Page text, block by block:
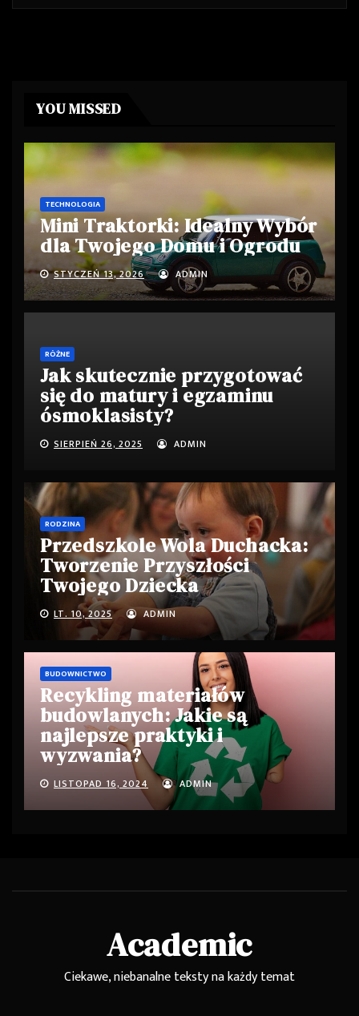
YOU MISSED
TECHNOLOGIA
Mini Traktorki: Idealny Wybór
dla Twojego Domu i Ogrodu
STYCZEŃ 13, 2026 ADMIN
RÓŻNE
Jak skutecznie przygotować
się do matury i egzaminu
ósmoklasisty?
SIERPIEŃ 26, 2025 ADMIN
RODZINA
Przedszkole Wola Duchacka:
Tworzenie Przyszłości
Twojego Dziecka
LT. 10, 2025 ADMIN
BUDOWNICTWO
Recykling materiałów
budowlanych: Jakie są
najlepsze praktyki i
wyzwania?
LISTOPAD 16, 2024 ADMIN
Academic
Ciekawe, niebanalne teksty na każdy temat